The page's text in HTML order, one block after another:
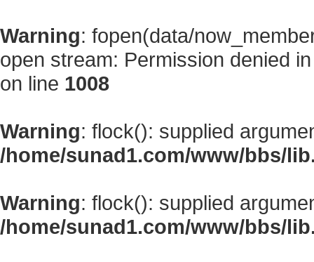
Warning: fopen(data/
open stream: Permission denied
on line 1008
Warning: flock(): supplied
/home/sunad1.com/www/bbs/
Warning: flock(): supplied
/home/sunad1.com/www/bbs/